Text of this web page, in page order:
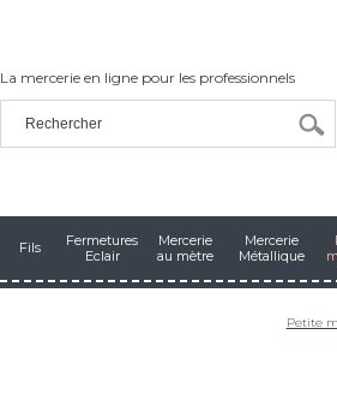
La mercerie en ligne pour les professionnels
Fils
Fermetures
Eclair
Mercerie
au mètre
Mercerie
Métallique
Petite